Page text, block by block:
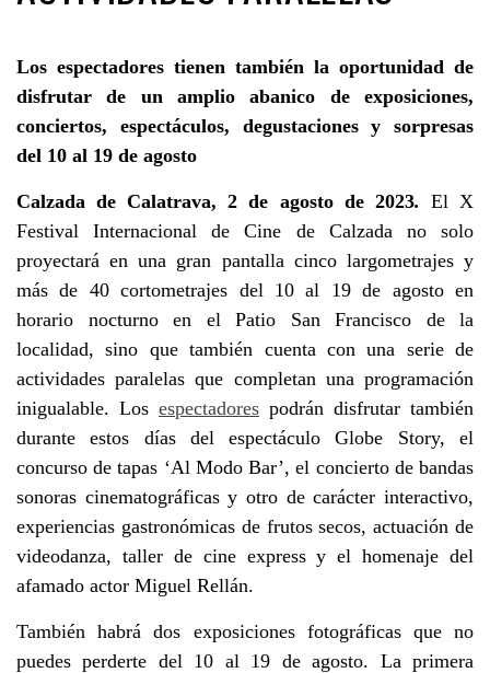
Los espectadores tienen también la oportunidad de
disfrutar de un amplio abanico de exposiciones,
conciertos, espectáculos, degustaciones y sorpresas
del 10 al 19 de agosto
Calzada de Calatrava, 2 de agosto de 2023. El X
Festival Internacional de Cine de Calzada no solo
proyectará en una gran pantalla cinco largometrajes y
más de 40 cortometrajes del 10 al 19 de agosto en
horario nocturno en el Patio San Francisco de la
localidad, sino que también cuenta con una serie de
actividades paralelas que completan una programación
inigualable. Los espectadores podrán disfrutar también
durante estos días del espectáculo Globe Story, el
concurso de tapas ‘Al Modo Bar’, el concierto de bandas
sonoras cinematográficas y otro de carácter interactivo,
experiencias gastronómicas de frutos secos, actuación de
videodanza, taller de cine express y el homenaje del
afamado actor Miguel Rellán.
También habrá dos exposiciones fotográficas que no
puedes perderte del 10 al 19 de agosto. La primera